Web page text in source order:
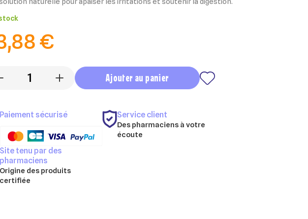
€
+ Ajouter au panier
Paiement sécurisé Service client
Des pharmaciens à votre
écoute
Site tenu par des
pharmaciens
Origine des produits
certifiée